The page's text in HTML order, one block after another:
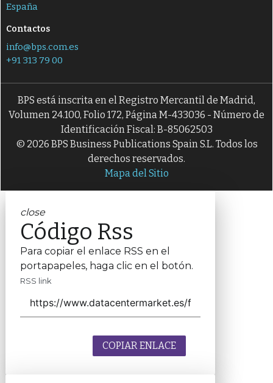
España
Contactos
info@bps.com.es
+91 313 79 00
BPS está inscrita en el Registro Mercantil de Madrid,
Volumen 24.100, Folio 172, Página M-433036 - Número de
Identificación Fiscal: B-85062503
© 2026 BPS Business Publications Spain S.L. Todos los
derechos reservados.
Mapa del Sitio
close
Código Rss
Para copiar el enlace RSS en el
portapapeles, haga clic en el botón.
RSS link
COPIAR ENLACE